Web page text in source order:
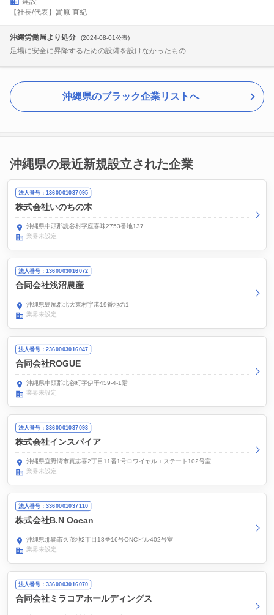
【社長/代表】嵩原 直紀
沖縄労働局より処分 (2024-08-01公表)
足場に安全に昇降するための設備を設けなかったもの
沖縄県のブラック企業リストへ
沖縄県の最近新規設立された企業
法人番号：1360001037095
株式会社いのちの木
沖縄県中頭郡読谷村字座喜味2753番地137
業界未設定
法人番号：1360003016072
合同会社浅沼農産
沖縄県島尻郡北大東村字港19番地の1
業界未設定
法人番号：2360003016047
合同会社ROGUE
沖縄県中頭郡北谷町字伊平459-4-1階
業界未設定
法人番号：3360001037093
株式会社インスパイア
沖縄県宜野湾市真志喜2丁目11番1号ロワイヤルエステート102号室
業界未設定
法人番号：3360001037110
株式会社B.N Ocean
沖縄県那覇市久茂地2丁目18番16号ONCビル402号室
業界未設定
法人番号：3360003016070
合同会社ミラコアホールディングス